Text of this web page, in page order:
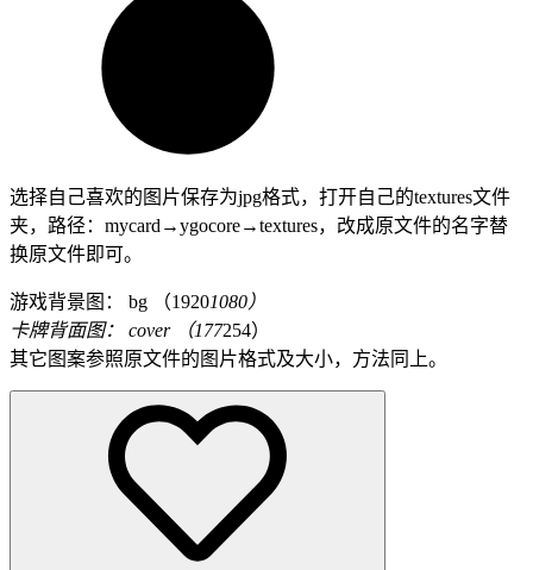
选择自己喜欢的图片保存为jpg格式，打开自己的textures文件
夹，路径：mycard→ygocore→textures，改成原文件的名字替
换原文件即可。
游戏背景图： bg （19201080）
卡牌背面图： cover （177254）
其它图案参照原文件的图片格式及大小，方法同上。